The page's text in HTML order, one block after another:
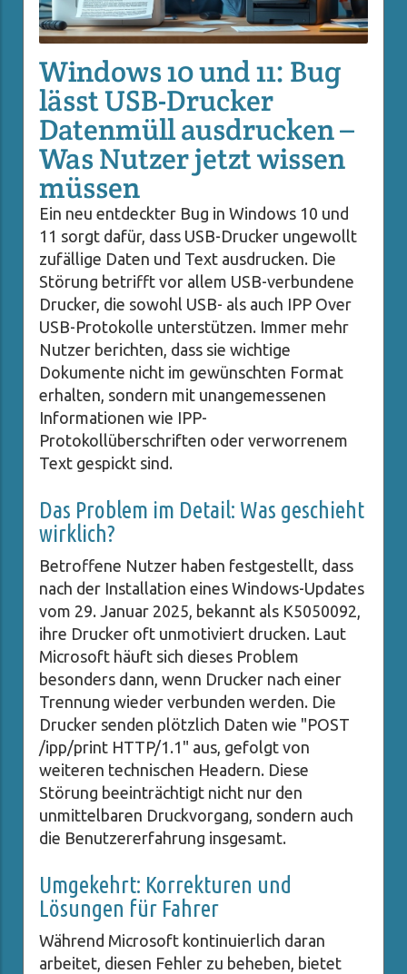
Windows 10 und 11: Bug
lässt USB-Drucker
Datenmüll ausdrucken –
Was Nutzer jetzt wissen
müssen
Ein neu entdeckter Bug in Windows 10 und
11 sorgt dafür, dass USB-Drucker ungewollt
zufällige Daten und Text ausdrucken. Die
Störung betrifft vor allem USB-verbundene
Drucker, die sowohl USB- als auch IPP Over
USB-Protokolle unterstützen. Immer mehr
Nutzer berichten, dass sie wichtige
Dokumente nicht im gewünschten Format
erhalten, sondern mit unangemessenen
Informationen wie IPP-
Protokollüberschriften oder verworrenem
Text gespickt sind.
Das Problem im Detail: Was geschieht
wirklich?
Betroffene Nutzer haben festgestellt, dass
nach der Installation eines Windows-Updates
vom 29. Januar 2025, bekannt als K5050092,
ihre Drucker oft unmotiviert drucken. Laut
Microsoft häuft sich dieses Problem
besonders dann, wenn Drucker nach einer
Trennung wieder verbunden werden. Die
Drucker senden plötzlich Daten wie "POST
/ipp/print HTTP/1.1" aus, gefolgt von
weiteren technischen Headern. Diese
Störung beeinträchtigt nicht nur den
unmittelbaren Druckvorgang, sondern auch
die Benutzererfahrung insgesamt.
Umgekehrt: Korrekturen und
Lösungen für Fahrer
Während Microsoft kontinuierlich daran
arbeitet, diesen Fehler zu beheben, bietet